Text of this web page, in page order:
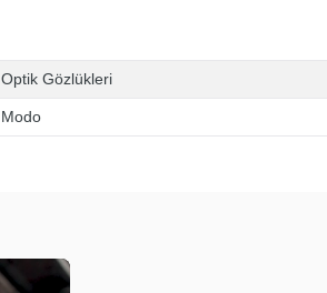
Optik Gözlükleri
Modo